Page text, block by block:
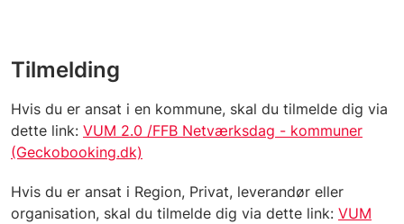
Tilmelding
Hvis du er ansat i en kommune, skal du tilmelde dig via
dette link: VUM 2.0 /FFB Netværksdag - kommuner
(Geckobooking.dk)
Hvis du er ansat i Region, Privat, leverandør eller
organisation, skal du tilmelde dig via dette link: VUM